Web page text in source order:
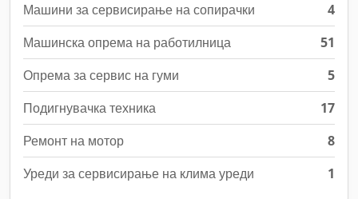
Машини за сервисирање на сопирачки
4
Машинска опрема на работилница
51
Опрема за сервис на гуми
5
Подигнувачка техника
17
Ремонт на мотор
8
Уреди за сервисирање на клима уреди
1